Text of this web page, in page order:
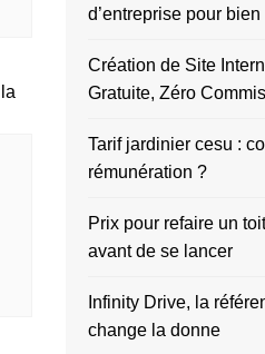
d’entreprise pour
Création de Site
Gratuite, Zéro
Tarif jardinier cesu :
rémunération ?
Prix pour refaire un
avant de se lancer
Infinity Drive, la
change la donne